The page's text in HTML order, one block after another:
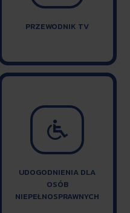
PRZEWODNIK TV

UDOGODNIENIA DLA
OSÓB
NIEPEŁNOSPRAWNYCH